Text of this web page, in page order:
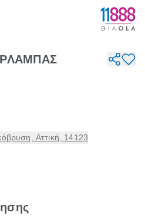
Αττική, 14123